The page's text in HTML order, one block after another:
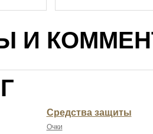
И
Средства защиты
Очки